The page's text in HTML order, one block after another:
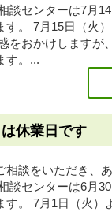
談センターは7月
す。 7月15日（火
をおかけしますが
す。...
休業日です
相談をいただき、
談センターは6月
す。 7月1日（火）